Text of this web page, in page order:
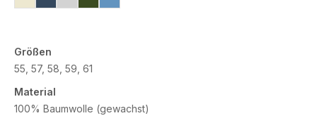
Größen
55, 57, 58, 59, 61
Material
100% Baumwolle (gewachst)